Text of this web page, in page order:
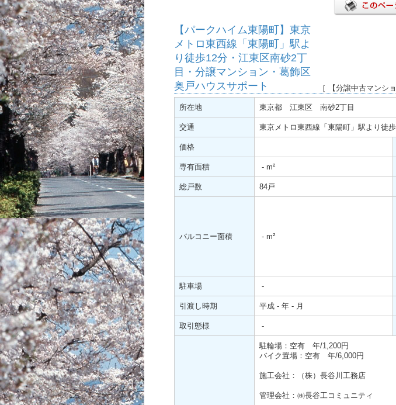
【パークハイム東陽町】東京
メトロ東西線「東陽町」駅よ
り徒歩12分・江東区南砂2丁
目・分譲マンション・葛飾区
奥戸ハウスサポート
［ 【分譲中古マンシ
所在地 東京都 江東区 南砂2丁目
交通 東京メトロ東西線「東陽町」駅より徒
価格
専有面積 - m²
総戸数 84戸
バルコニー面積 - m²
駐車場 -
引渡し時期 平成 - 年 - 月
取引態様 -
駐輪場：空有 年/1,200円
バイク置場：空有 年/6,000円
施工会社：（株）長谷川工務店
管理会社：㈱長谷工コミュニティ